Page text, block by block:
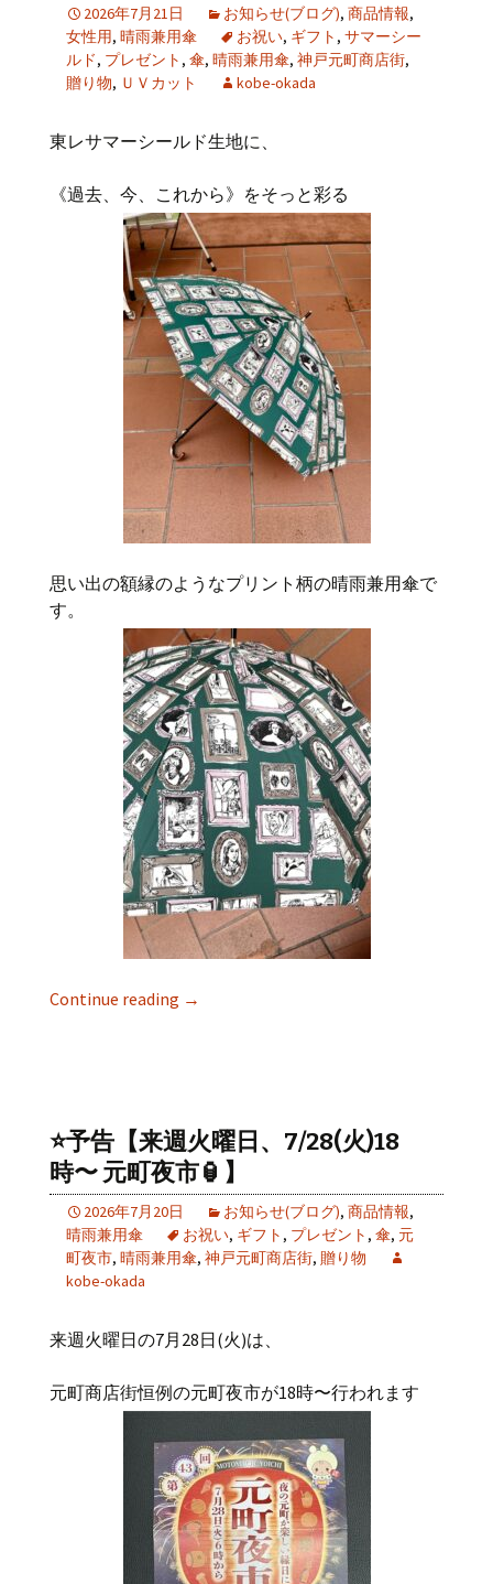
2026年7月21日 お知らせ(ブログ), 商品情報,
女性用, 晴雨兼用傘 お祝い, ギフト , サマーシー
ルド, プレゼント , 傘, 晴雨兼用傘, 神戸元町商店街,
贈り物, ＵＶカット kobe-okada
東レサマーシールド生地に、
《過去、今、これから》をそっと彩る
思い出の額縁のようなプリント柄の晴雨兼用傘で
す。
Continue reading →
⭐️予告【来週火曜日、7/28(火)18
時〜 元町夜市🏮】
2026年7月20日 お知らせ(ブログ), 商品情報,
晴雨兼用傘
お祝い, ギフト , プレゼント , 傘, 元
町夜市, 晴雨兼用傘, 神戸元町商店街, 贈り物
kobe-okada
来週火曜日の7月 28日(火)は、
元町商店街恒例の元町夜市が18時〜行われます